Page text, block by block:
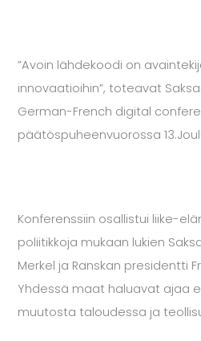
”Avoin lähdekoodi on
innovaatioihin”, toteavat
German-French digital
päätöspuheenvuorossa
Konferenssiin osallistui liike-
poliitikkoja mukaan lukien
Merkel ja Ranskan presidentti
Yhdessä maat haluavat ajaa
muutosta taloudessa ja